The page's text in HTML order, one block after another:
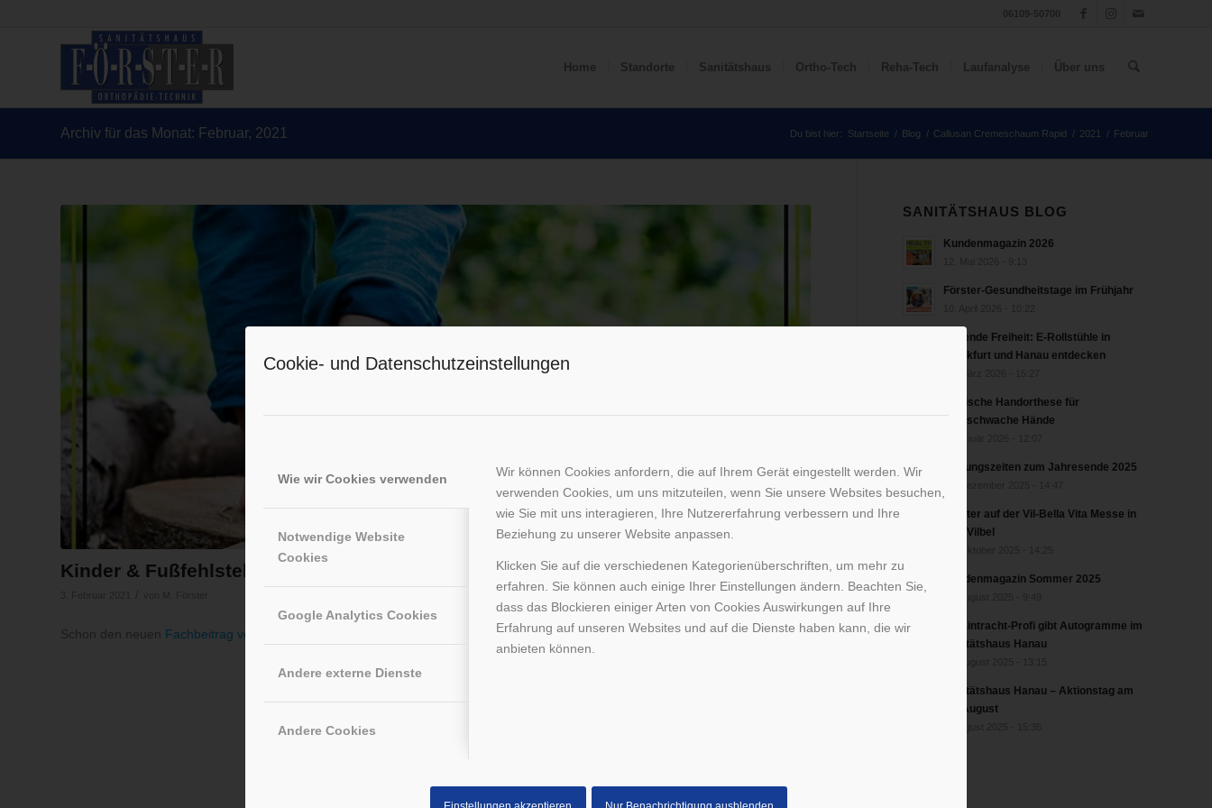
Cookie- und Datenschutzeinstellungen
Wie wir Cookies verwenden
Notwendige Website
Cookies
Google Analytics Cookies
Andere externe Dienste
Andere Cookies
Wir können Cookies anfordern, die auf Ihrem Gerät eingestellt werden. Wir
verwenden Cookies, um uns mitzuteilen, wenn Sie unsere Websites besuchen,
wie Sie mit uns interagieren, Ihre Nutzererfahrung verbessern und Ihre
Beziehung zu unserer Website anpassen.
Klicken Sie auf die verschiedenen Kategorienüberschriften, um mehr zu
erfahren. Sie können auch einige Ihrer Einstellungen ändern. Beachten Sie,
dass das Blockieren einiger Arten von Cookies Auswirkungen auf Ihre
Erfahrung auf unseren Websites und auf die Dienste haben kann, die wir
anbieten können.
Home Standorte Sanitätshaus Ortho-Tech Reha-Tech Laufanalyse Über uns
Archiv für das Monat: Februar, 2021 Du bist hier: Startseite / Blog / Callusan Cremeschaum Rapid / 2021 / Februar
Kinder & Fußfehlstellung – Braucht mein Kind wirklich Einlagen?
Schon den neuen Fachbeitrag von unserem Sensomotorikzentrum gelesen?Weiterlesen
SANITÄTSHAUS BLOG
Kundenmagazin 2026
Förster-Gesundheitstage im Frühjahr
Rollende Freiheit: E-Rollstühle in
Frankfurt und Hanau entdecken
bionische Handorthese für
greifschwache Hände
Öffnungszeiten zum Jahresende 2025
Förster auf der Vil-Bella Vita Messe in
Bad Vilbel
Kundenmagazin Sommer 2025
Ex-Eintracht-Profi gibt Autogramme im
Sanitätshaus Hanau
Sanitätshaus Hanau – Aktionstag am
20. August